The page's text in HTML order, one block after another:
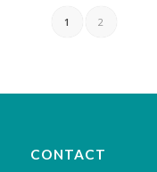
1 2
CONTACT